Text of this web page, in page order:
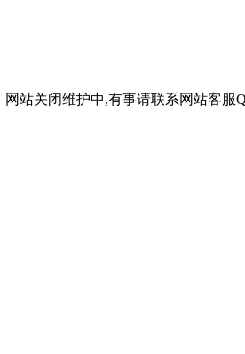
网站关闭维护中,有事请联系网站客服